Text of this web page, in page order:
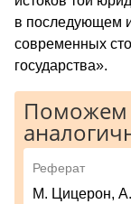
в последующем
современных
государства».
Поможем
Реферат
М. Цицерон,